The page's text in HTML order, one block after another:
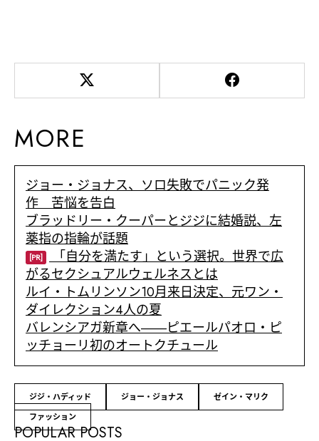
MORE
ジョー・ジョナス、ソロ失敗でパニック発
作 苦悩を告白
ブラッドリー・クーパーとジジに結婚説、左
薬指の指輪が話題
[PR]
「自分を満たす」という選択。世界で広
がるセクシュアルウェルネスとは
ルイ・トムリンソン10月来日決定、元ワン・
ダイレクション4人の夏
バレンシアガ新章へ――ピエールパオロ・ピ
ッチョーリ初のオートクチュール
ジジ・ハディッド ジョー・ジョナス
ゼイン・マリク
ファッション
POPULAR POSTS